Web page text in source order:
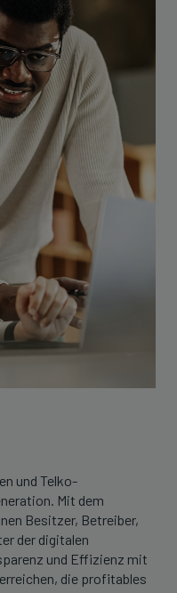
und Telko-
Mit dem
Besitzer, Betreiber,
der digitalen
und Effizienz mit
erreichen, die profitables